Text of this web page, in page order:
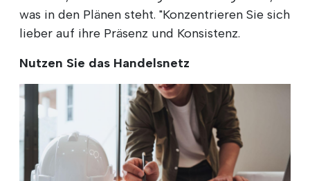
was in den Plänen steht. "Konzentrieren Sie sich
lieber auf ihre Präsenz und Konsistenz.
Nutzen Sie das Handelsnetz